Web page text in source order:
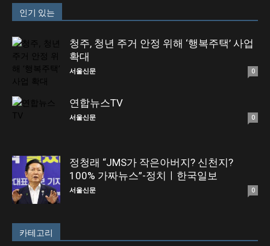
인기 있는
청주, 청년 주거 안정 위해 ‘행복주택’ 사업
확대
서울신문 0
연합뉴스TV
서울신문 0
정청래 “JMS가 작은아버지? 신천지?
100% 가짜뉴스”-정치ㅣ한국일보
서울신문 0
카테고리